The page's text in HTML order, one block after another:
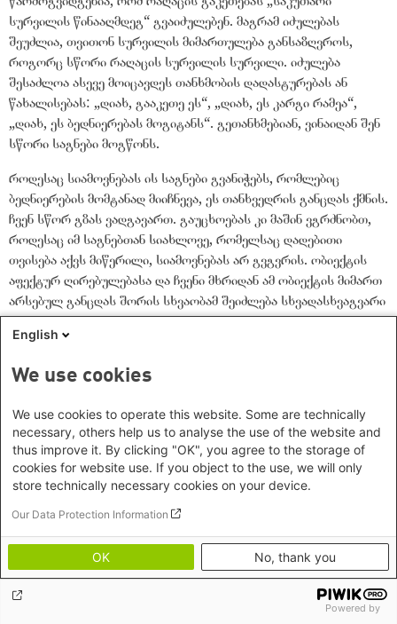
სურვილის წინააღმდეგ“ გვაიძულებენ. მაგრამ იძულებას
შეუძლია, თვითონ სურვილის მიმართულება განსაზღვროს,
როგორც სწორი რაღაცის სურვილის სურვილი. იძულება
შესაძლოა ასევე მოიცავდეს თანხმობის დადასტურებას ან
წახალისებას: „დიახ, გააკეთე ეს“, „დიახ, ეს კარგი რამეა“,
„დიახ, ეს ბედნიერებას მოგიტანს“. გეთანხმებიან, ვინაიდან შენ
სწორი საგნები მოგწონს.
როდესაც სიამოვნებას ის საგნები გვანიჭებს, რომლებიც
ბედნიერების მომტანად მიიჩნევა, ეს თანხვედრის განცდას ქმნის.
ჩვენ სწორ გზას ვადგავართ. გაუცხოებას კი მაშინ ვგრძნობთ,
როდესაც იმ საგნებთან სიახლოვე, რომელსაც დადებითი
თვისება აქვს მიწერილი, სიამოვნებას არ გვგვრის. ობიექტის
აფექტურ ღირებულებასა და ჩვენი მხრიდან ამ ობიექტის მიმართ
არსებულ განცდას შორის სხვაობამ შეიძლება სხვადასხვაგვარი
აფექტი გამოიწვიოს. ამ განცდების მიმართულება კი იმ
განმარტებებზეა დამოკიდებული, რომლებსაც ამ ხარვეზის
რომელიც მის დადგომამდე გვაქვს წარმოდგენილი როგორც
„ცხოვრების უბედნიერესი დღე“. შესაძლოა მართლაც
შეგვემთხვეს ის, რაც ბედნიერების მომტანად მიგვაჩნდა.
სინამდვილეში, აქ„შესაძლოას “ „უნდას“ გადაფარვის უნარი
აქვს: იმისათვის, რომ ყველა ბედნიერი იყოს, შენ სწორი
რაღაცები და სწორად უნდა შეგემთხვეს. და ბედნიერების
დაპირების ლოგიკა, სწორედ ასე ახერხებს უფრო მეტს, ვიდრე
მხოლოდ პირობის მიცემაა: ბედნიერების კვალდაკვალ სვლა,
ამავდროულად,„ბედის“(hap) უკუგდებას ნიშნავს. რა ხდება
მაშინ, როდესაც ხდება ის, რაც
აუცილებლად უნდა მოხდეს“?
English
We use cookies
We use cookies to operate this website. Some are technically
necessary, others help us to analyse the use of the website and
thus improve it. By clicking "OK", you agree to the storage of
cookies for website use. If you object to the use, we will only
store technically necessary cookies on your device.
Our Data Protection Information
OK No, thank you
Powered by